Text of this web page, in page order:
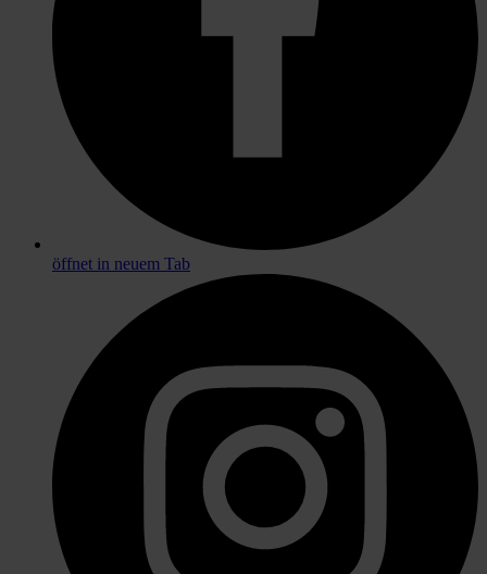
öffnet in neuem Tab